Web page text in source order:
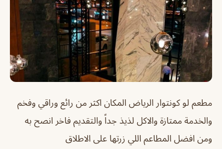
مطعم لو كونتوار الرياض المكان اكثر من رائع وراقي وفخم
والخدمة ممتازة والاكل لذيذ جداً والتقديم فاخر انصح به
ومن افضل المطاعم اللي زرتها على الاطلاق